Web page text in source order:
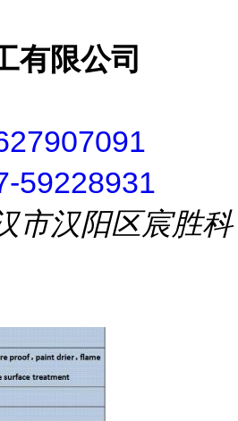
有限公司
59228931
市汉阳区宸胜科